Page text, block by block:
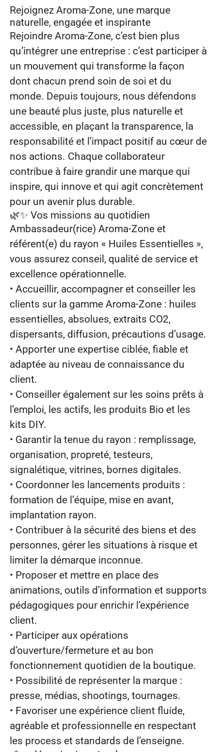
Rejoignez Aroma‑Zone, une marque
naturelle, engagée et inspirante
Rejoindre Aroma‑Zone, c’est bien plus
qu’intégrer une entreprise : c’est participer à
un mouvement qui transforme la façon
dont chacun prend soin de soi et du
monde. Depuis toujours, nous défendons
une beauté plus juste, plus naturelle et
accessible, en plaçant la transparence, la
responsabilité et l’impact positif au cœur de
nos actions. Chaque collaborateur
contribue à faire grandir une marque qui
inspire, qui innove et qui agit concrètement
pour un avenir plus durable.
🌿✨ Vos missions au quotidien
Ambassadeur(rice) Aroma‑Zone et
référent(e) du rayon « Huiles Essentielles »,
vous assurez conseil, qualité de service et
excellence opérationnelle.
• Accueillir, accompagner et conseiller les
clients sur la gamme Aroma‑Zone : huiles
essentielles, absolues, extraits CO2,
dispersants, diffusion, précautions d’usage.
• Apporter une expertise ciblée, fiable et
adaptée au niveau de connaissance du
client.
• Conseiller également sur les soins prêts à
l’emploi, les actifs, les produits Bio et les
kits DIY.
• Garantir la tenue du rayon : remplissage,
organisation, propreté, testeurs,
signalétique, vitrines, bornes digitales.
• Coordonner les lancements produits :
formation de l’équipe, mise en avant,
implantation rayon.
• Contribuer à la sécurité des biens et des
personnes, gérer les situations à risque et
limiter la démarque inconnue.
• Proposer et mettre en place des
animations, outils d’information et supports
pédagogiques pour enrichir l’expérience
client.
• Participer aux opérations
d’ouverture/fermeture et au bon
fonctionnement quotidien de la boutique.
• Possibilité de représenter la marque :
presse, médias, shootings, tournages.
• Favoriser une expérience client fluide,
agréable et professionnelle en respectant
les process et standards de l’enseigne.